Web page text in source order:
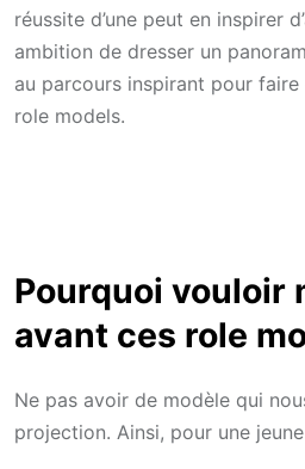
réussite d’une peut en inspirer
ambition de dresser un
au parcours inspirant pour
role models.
Pourquoi vouloir
avant ces role
Ne pas avoir de modèle qui
projection. Ainsi, pour une